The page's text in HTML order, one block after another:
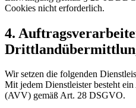
Cookies nicht erforderlich.
4.
Wir setzen die folgenden
Mit jedem Dienstleister besteht
(AVV) gemäß Art. 28 DSGVO.